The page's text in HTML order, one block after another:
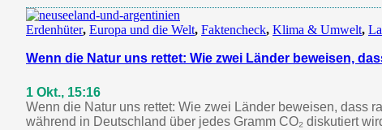
Erdenhüter, Europa und die Welt, Faktencheck, Klima & Umwelt,
Wenn die Natur uns rettet: Wie zwei Länder beweisen,
1 Okt., 15:16
Wenn die Natur uns rettet: Wie zwei Länder beweisen, dass
während in Deutschland über jedes Gramm CO₂ diskutiert